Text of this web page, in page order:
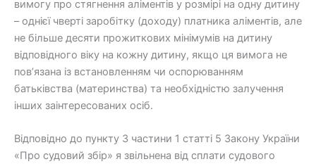
вимогу про стягнення аліментів у розмірі на одну дитину
– однієї чверті заробітку (доходу) платника аліментів, але
не більше десяти прожиткових мінімумів на дитину
відповідного віку на кожну дитину, якщо ця вимога не
пов’язана із встановленням чи оспорюванням
батьківства (материнства) та необхідністю залучення
інших заінтересованих осіб.
Відповідно до пункту 3 частини 1 статті 5 Закону України
«Про судовий збір» я звільнена від сплати судового